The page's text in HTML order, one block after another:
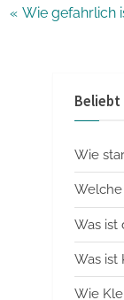
P
Wie gefahrlich
Beliebt
Wie
Welche
Was ist
Was ist
Wie